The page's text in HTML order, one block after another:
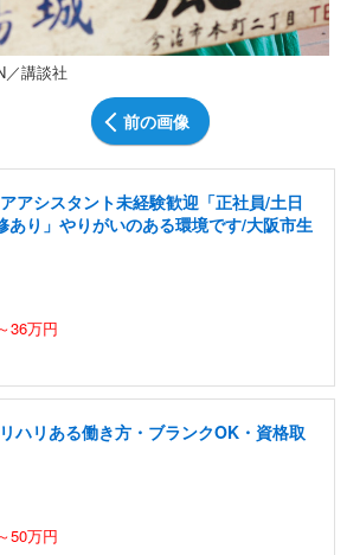
／講談社
前の画像
アシスタント未経験歓迎「正社員/土日
あり」やりがいのある環境です/大阪市生
36万円
ハリある働き方・ブランクOK・資格取
50万円